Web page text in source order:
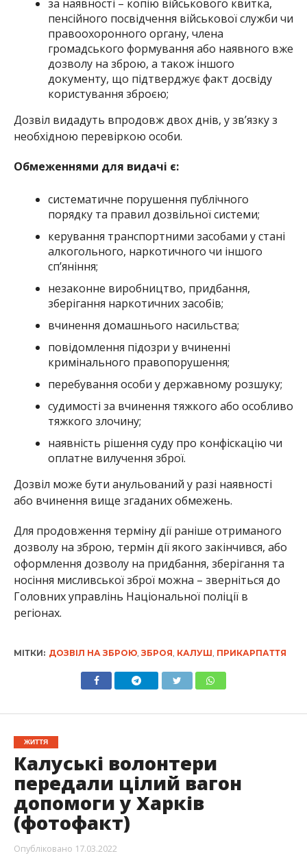
за наявності – копію військового квитка,
пенсійного посвідчення військової служби чи
правоохоронного органу, члена
громадського формування або наявного вже
дозволу на зброю, а також іншого
документу, що підтверджує факт досвіду
користування зброєю;
Дозвіл видадуть впродовж двох днів, у зв’язку з
необхідною перевіркою особи.
Обмеженнями для видачі є:
систематичне порушення публічного
порядку та правил дозвільної системи;
керування транспортними засобами у стані
алкогольного, наркотичного чи іншого
сп’яніння;
незаконне виробництво, придбання,
зберігання наркотичних засобів;
вчинення домашнього насильства;
повідомлення підозри у вчиненні
кримінального правопорушення;
перебування особи у державному розшуку;
судимості за вчинення тяжкого або особливо
тяжкого злочину;
наявність рішення суду про конфіскацію чи
оплатне вилучення зброї.
Дозвіл може бути анульований у разі наявності
або вчинення вище згаданих обмежень.
Для продовження терміну дії раніше отриманого
дозволу на зброю, термін дії якого закінчився, або
оформлення дозволу на придбання, зберігання та
носіння мисливської зброї можна – зверніться до
Головних управлінь Національної поліції в
регіонах.
МІТКИ: ДОЗВІЛ НА ЗБРОЮ, ЗБРОЯ, КАЛУШ, ПРИКАРПАТТЯ
ЖИТТЯ
Калуські волонтери
передали цілий вагон
допомоги у Харків
(фотофакт)
Опубліковано 17.03.2022